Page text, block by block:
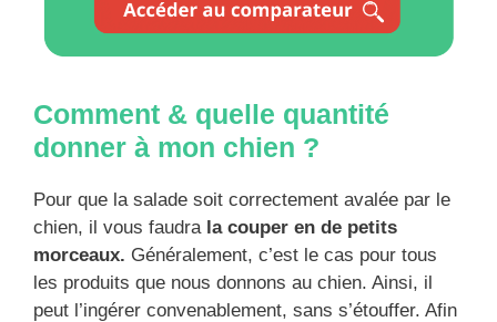
Comment & quelle quantité
donner à mon chien ?
Pour que la salade soit correctement avalée par le
chien, il vous faudra la couper en de petits
morceaux. Généralement, c’est le cas pour tous
les produits que nous donnons au chien. Ainsi, il
peut l’ingérer convenablement, sans s’étouffer. Afin